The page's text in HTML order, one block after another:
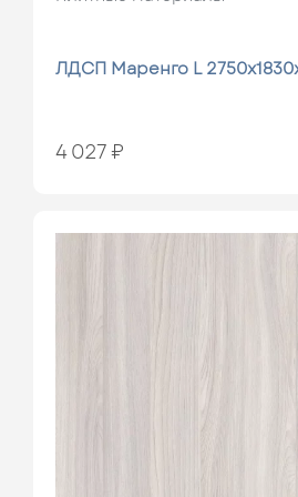
ЛДСП Маренго L
4 027 ₽